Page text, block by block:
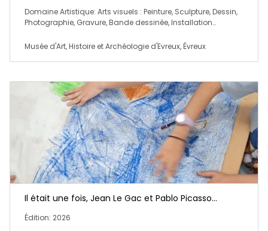
Domaine Artistique: Arts visuels : Peinture, Sculpture, Dessin,
Photographie, Gravure, Bande dessinée, Installation…
Musée d'Art, Histoire et Archéologie d'Evreux, Évreux
Il était une fois, Jean Le Gac et Pablo Picasso...
Édition: 2026